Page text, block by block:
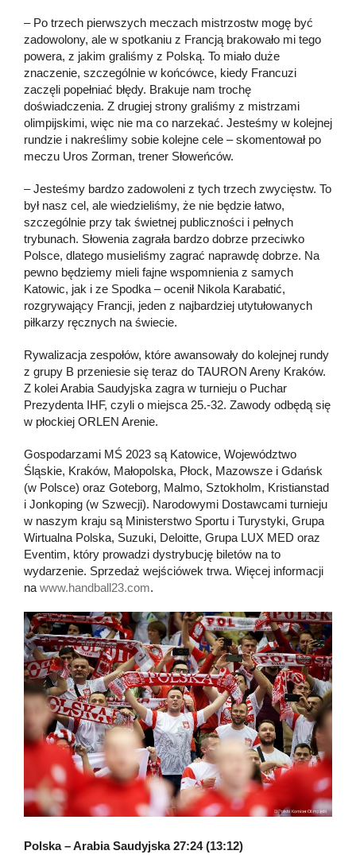
– Po trzech pierwszych meczach mistrzostw mogę być
zadowolony, ale w spotkaniu z Francją brakowało mi tego
powera, z jakim graliśmy z Polską. To miało duże
znaczenie, szczególnie w końcówce, kiedy Francuzi
zaczęli popełniać błędy. Brakuje nam trochę
doświadczenia. Z drugiej strony graliśmy z mistrzami
olimpijskimi, więc nie ma co narzekać. Jesteśmy w kolejnej
rundzie i nakreślimy sobie kolejne cele – skomentował po
meczu Uros Zorman, trener Słoweńców.
– Jesteśmy bardzo zadowoleni z tych trzech zwycięstw. To
był nasz cel, ale wiedzieliśmy, że nie będzie łatwo,
szczególnie przy tak świetnej publiczności i pełnych
trybunach. Słowenia zagrała bardzo dobrze przeciwko
Polsce, dlatego musieliśmy zagrać naprawdę dobrze. Na
pewno będziemy mieli fajne wspomnienia z samych
Katowic, jak i ze Spodka – ocenił Nikola Karabatić,
rozgrywający Francji, jeden z najbardziej utytułowanych
piłkarzy ręcznych na świecie.
Rywalizacja zespołów, które awansowały do kolejnej rundy
z grupy B przeniesie się teraz do TAURON Areny Kraków.
Z kolei Arabia Saudyjska zagra w turnieju o Puchar
Prezydenta IHF, czyli o miejsca 25.-32. Zawody odbędą się
w płockiej ORLEN Arenie.
Gospodarzami MŚ 2023 są Katowice, Województwo
Śląskie, Kraków, Małopolska, Płock, Mazowsze i Gdańsk
(w Polsce) oraz Goteborg, Malmo, Sztokholm, Kristianstad
i Jonkoping (w Szwecji). Narodowymi Dostawcami turnieju
w naszym kraju są Ministerstwo Sportu i Turystyki, Grupa
Wirtualna Polska, Suzuki, Deloitte, Grupa LUX MED oraz
Eventim, który prowadzi dystrybucję biletów na to
wydarzenie. Sprzedaż wejściówek trwa. Więcej informacji
na www.handball23.com.
Polska – Arabia Saudyjska 27:24 (13:12)